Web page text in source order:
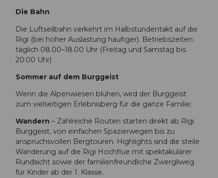
g
Die Bahn
Die Luftseilbahn verkehrt im Halbstundentakt auf die
Rigi (bei hoher Auslastung häufiger). Betriebszeiten:
täglich 08.00–18.00 Uhr (Freitag und Samstag bis
20:00 Uhr)
Sommer auf dem Burggeist
Wenn die Alpenwiesen blühen, wird der Burggeist
zum vielseitigen Erlebnisberg für die ganze Familie:
Wandern – Zahlreiche Routen starten direkt ab Rigi
Burggeist, von einfachen Spazierwegen bis zu
anspruchsvollen Bergtouren. Highlights sind die steile
Wanderung auf die Rigi Hochflue mit spektakulärer
Rundsicht sowie der familienfreundliche Zwergliweg
für Kinder ab der 1. Klasse.